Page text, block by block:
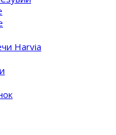
Harvia